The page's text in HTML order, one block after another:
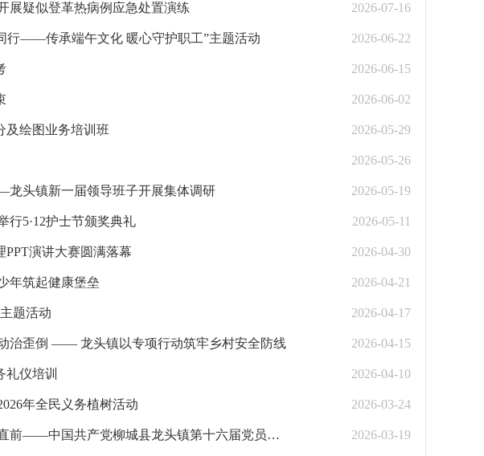
2026-07-16
疑似登革热病例应急处置演练
2026-06-22
行——传承端午文化 暖心守护职工”主题活动
2026-06-15
2026-06-02
2026-05-29
及绘图业务培训班
2026-05-26
2026-05-19
龙头镇新一届领导班子开展集体调研
2026-05-11
5·12护士节颁奖典礼
2026-04-30
演讲大赛圆满落幕
2026-04-21
年筑起健康堡垒
2026-04-17
题活动
2026-04-15
治歪倒 —— 龙头镇以专项行动筑牢乡村安全防线
2026-04-10
仪培训
2026-03-24
年全民义务植树活动
2026-03-19
【聚焦党代会】凝心聚力真抓实干 策马扬鞭勇往直前——中国共产党柳城县龙头镇第十六届党员代表大会第八次会议胜利召开